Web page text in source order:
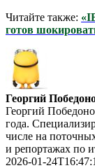
Читайте также:
готов
Георгий
Георгий
года.
числе на
и репортажах по
2026-01-